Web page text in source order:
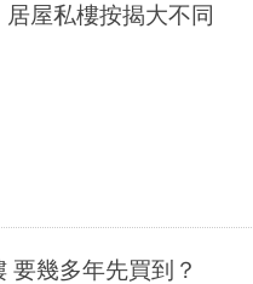
屋私樓按揭大不同
要幾多年先買到？